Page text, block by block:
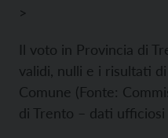
>
Il voto in Provincia di
validi, nulli e i risultati
Comune (Fonte:
di Trento – dati